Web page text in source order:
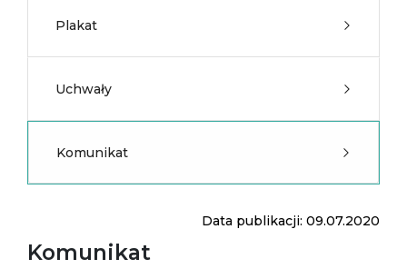
Plakat
Uchwały
Komunikat
Data publikacji: 09.07.2020
Komunikat